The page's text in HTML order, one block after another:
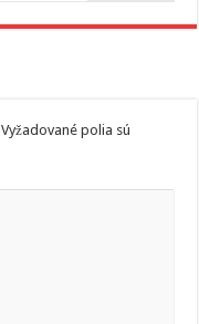
Vyžadované polia sú